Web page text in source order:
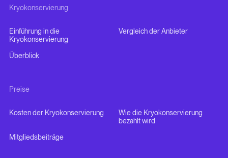
Kryokonservierung
Einführung in die
Kryokonservierung
Vergleich der Anbieter
Überblick
Preise
Kosten der Kryokonservierung
Wie die Kryokonservierung
bezahlt wird
Mitgliedsbeiträge